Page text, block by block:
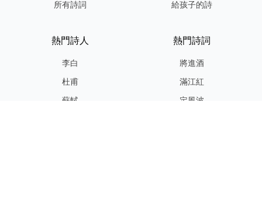
所有詩詞
給孩子的詩
熱門詩人
李白
杜甫
蘇軾
熱門詩詞
將進酒
滿江紅
定風波